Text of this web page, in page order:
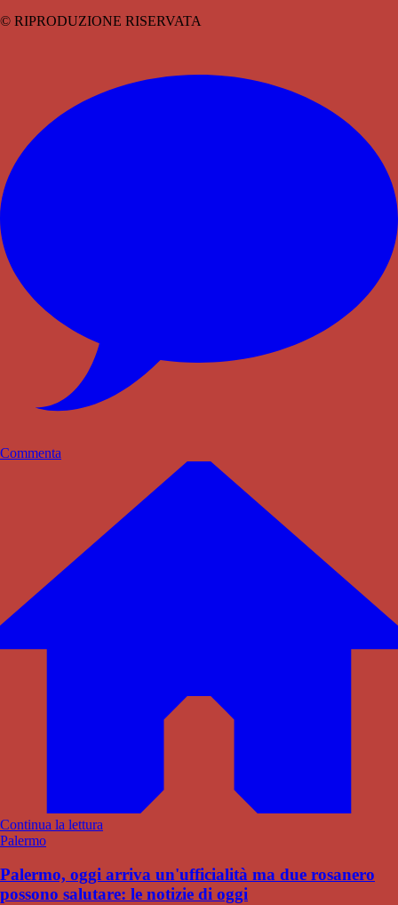
© RIPRODUZIONE RISERVATA
Commenta
Continua la lettura
Palermo
Palermo, oggi arriva un'ufficialità ma due rosanero
possono salutare: le notizie di oggi